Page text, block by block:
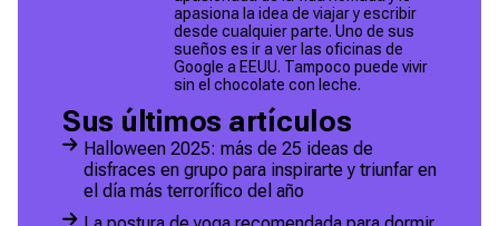
apasiona la idea de viajar y escribir
desde cualquier parte. Uno de sus
sueños es ir a ver las oficinas de
Google a EEUU. Tampoco puede vivir
sin el chocolate con leche.
Sus últimos artículos
Halloween 2025: más de 25 ideas de
disfraces en grupo para inspirarte y triunfar en
el día más terrorífico del año